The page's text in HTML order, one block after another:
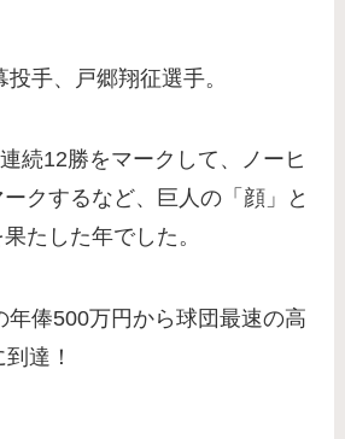
手、戸郷翔征選手。
続12勝をマークして、ノーヒ
クするなど、巨人の「顔」と
たした年でした。
年俸500万円から球団最速の高
達！